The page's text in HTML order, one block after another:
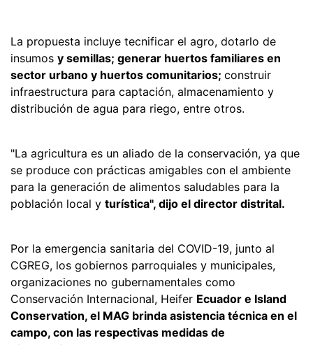
La propuesta incluye tecnificar el agro, dotarlo de
insumos y semillas; generar huertos familiares en
sector urbano y huertos comunitarios; construir
infraestructura para captación, almacenamiento y
distribución de agua para riego, entre otros.
"La agricultura es un aliado de la conservación, ya que
se produce con prácticas amigables con el ambiente
para la generación de alimentos saludables para la
población local y turística", dijo el director distrital.
Por la emergencia sanitaria del COVID-19, junto al
CGREG, los gobiernos parroquiales y municipales,
organizaciones no gubernamentales como
Conservación Internacional, Heifer Ecuador e Island
Conservation, el MAG brinda asistencia técnica en el
campo, con las respectivas medidas de